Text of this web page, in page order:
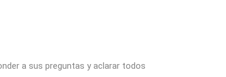
a sus preguntas y aclarar todos